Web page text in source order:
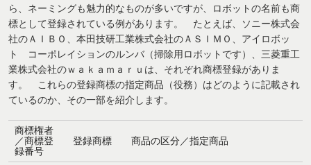
ら、ネーミングも魅力的なものが多いですが、ロボットの名前も商
標として登録されている例があります。 たとえば、ソニー株式会
社のＡＩＢＯ、本田技研工業株式会社のＡＳＩＭＯ、アイロボッ
ト コーポレイションのルンバ（掃除用ロボットです）、三菱重工
業株式会社のｗａｋａｍａｒｕは、それぞれ商標登録がありま
す。 これらの登録商標の指定商品（役務）はどのように記載され
ているのか、その一部を紹介します。
商標権者
／商標登
録番号
登録商標 商品の区分／指定商品